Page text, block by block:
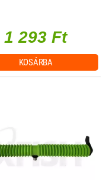
1 293 Ft
KOSÁRBA